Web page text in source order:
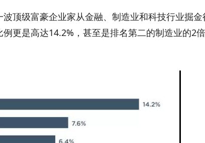
级富豪企业家从金融、制造业和科技行业掘金
更是高达14.2%，甚至是排名第二的制造业的2